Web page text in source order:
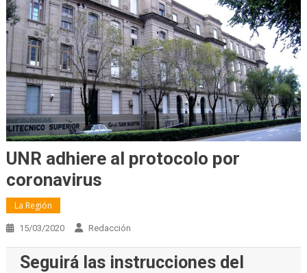
UNR adhiere al protocolo por
coronavirus
La Región
15/03/2020 Redacción
Seguirá las instrucciones del